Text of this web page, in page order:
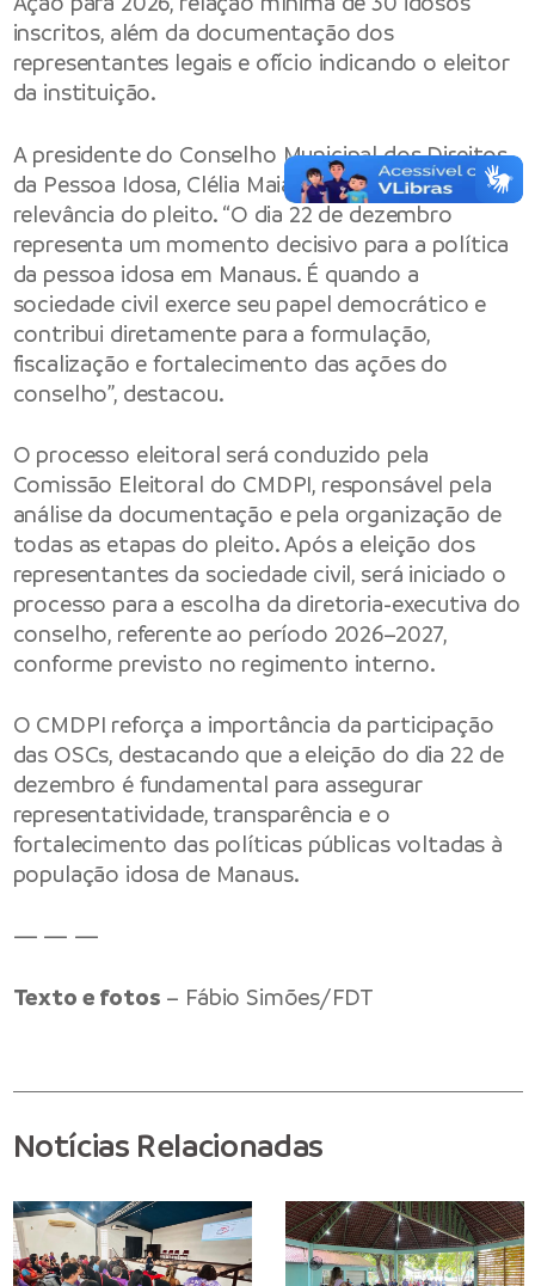
inscritos, além da documentação dos
representantes legais e ofício indicando o eleitor
da instituição.
A presidente do Conselho Municipal dos Direitos
da Pessoa Idosa, Clélia Maia Ferreira, reforçou a
relevância do pleito. “O dia 22 de dezembro
representa um momento decisivo para a política
da pessoa idosa em Manaus. É quando a
sociedade civil exerce seu papel democrático e
contribui diretamente para a formulação,
fiscalização e fortalecimento das ações do
conselho”, destacou.
O processo eleitoral será conduzido pela
Comissão Eleitoral do CMDPI, responsável pela
análise da documentação e pela organização de
todas as etapas do pleito. Após a eleição dos
representantes da sociedade civil, será iniciado o
processo para a escolha da diretoria-executiva do
conselho, referente ao período 2026–2027,
conforme previsto no regimento interno.
O CMDPI reforça a importância da participação
das OSCs, destacando que a eleição do dia 22 de
dezembro é fundamental para assegurar
representatividade, transparência e o
fortalecimento das políticas públicas voltadas à
população idosa de Manaus.
— — —
Texto e fotos – Fábio Simões/FDT
Notícias Relacionadas